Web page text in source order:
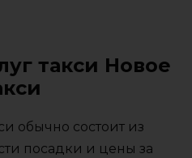
такси Новое
обычно состоит из
посадки и цены за